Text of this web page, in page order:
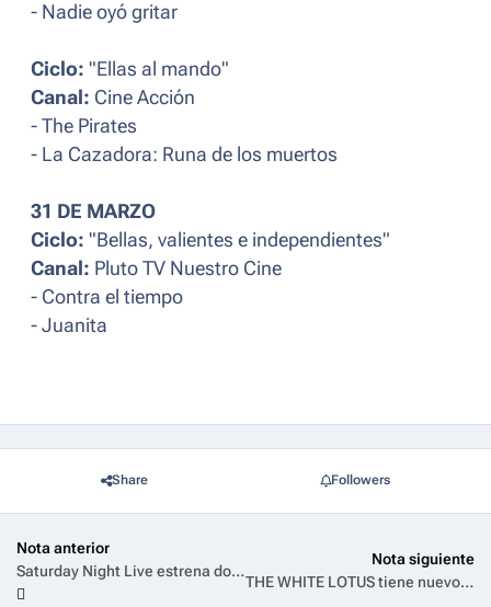
- Nadie oyó gritar
Ciclo: "Ellas al mando"
Canal: Cine Acción
- The Pirates
- La Cazadora: Runa de los muertos
31 DE MARZO
Ciclo: "Bellas, valientes e independientes"
Canal: Pluto TV Nuestro Cine
- Contra el tiempo
- Juanita
Share Followers
Nota anterior
Saturday Night Live estrena dos nuevos documentales con material inédito que hará homenaje a su gran legado en la historia de la televisión, la comedia y la música
Nota siguiente
THE WHITE LOTUS tiene nuevo poster y horario a partir de este domingo